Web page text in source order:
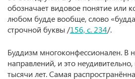
обозначает видовое понятие или
любом будде вообще, слово
строчной буквы /156, с. 234/.
Буддизм многоконфессионален. В
направлений, и это
тысячи лет. Самая